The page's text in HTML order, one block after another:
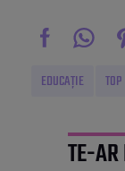
EDUCAȚIE TOP
TE-